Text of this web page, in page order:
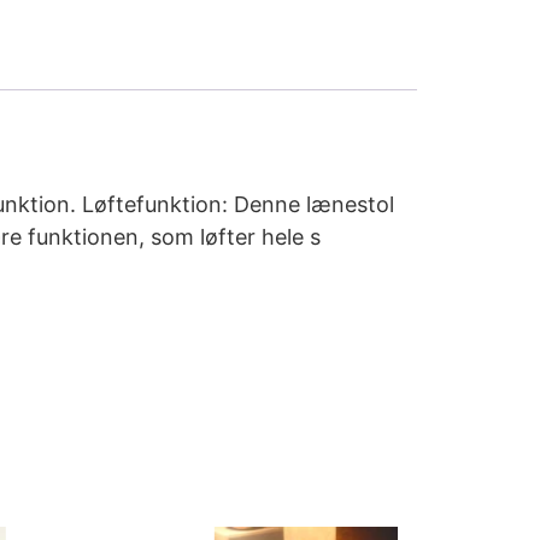
Løftefunktion: Denne lænestol
funktionen, som løfter hele s